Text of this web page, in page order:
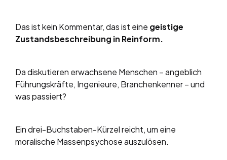
Das ist kein Kommentar, das ist eine geistige
Zustandsbeschreibung in Reinform.
Da diskutieren erwachsene Menschen – angeblich
Führungskräfte, Ingenieure, Branchenkenner – und
was passiert?
Ein drei-Buchstaben-Kürzel reicht, um eine
moralische Massenpsychose auszulösen.